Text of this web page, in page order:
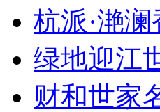
杭派·滟澜
绿地迎江
财和世家